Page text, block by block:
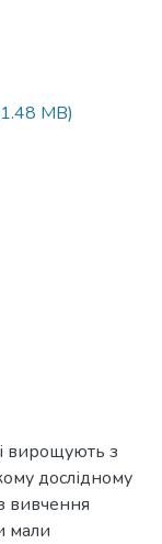
MB)
вирощують з
дослідному
вивчення
мали